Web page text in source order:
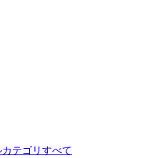
テゴリすべて